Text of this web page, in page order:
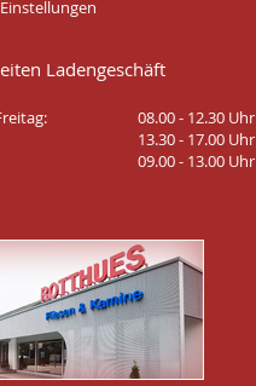
Ladengeschäft
08.00 - 12.30 Uhr
13.30 - 17.00 Uhr
09.00 - 13.00 Uhr